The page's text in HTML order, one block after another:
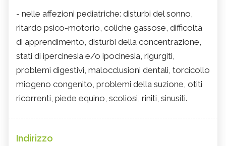
- nelle affezioni pediatriche: disturbi del sonno,
ritardo psico-motorio, coliche gassose, difficoltà
di apprendimento, disturbi della concentrazione,
stati di ipercinesia e/o ipocinesia, rigurgiti,
problemi digestivi, malocclusioni dentali, torcicollo
miogeno congenito, problemi della suzione, otiti
ricorrenti, piede equino, scoliosi, riniti, sinusiti.
Indirizzo